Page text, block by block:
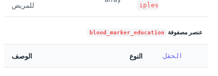
iples
للمريض
عنصر مصفوفة blood_marker_education
الحقل النوع الوصف